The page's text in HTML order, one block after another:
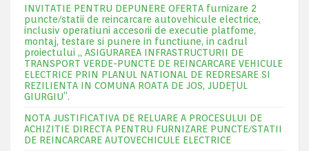
INVITATIE PENTRU DEPUNERE OFERTA furnizare 2
puncte/statii de reincarcare autovehicule electrice,
inclusiv operatiuni accesorii de executie platfome,
montaj, testare si punere in functiune, in cadrul
proiectului „ ASIGURAREA INFRASTRUCTURII DE
TRANSPORT VERDE-PUNCTE DE REINCARCARE VEHICULE
ELECTRICE PRIN PLANUL NATIONAL DE REDRESARE SI
REZILIENTA IN COMUNA ROATA DE JOS, JUDEŢUL
GIURGIU”.
NOTA JUSTIFICATIVA DE RELUARE A PROCESULUI DE
ACHIZITIE DIRECTA PENTRU FURNIZARE PUNCTE/STATII
DE REINCARCARE AUTOVECHICULE ELECTRICE